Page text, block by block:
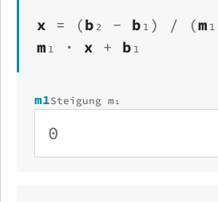
x = (b₂ − b₁ ) / (m₁
m₁ · x + b₁
m1Steigung m₁